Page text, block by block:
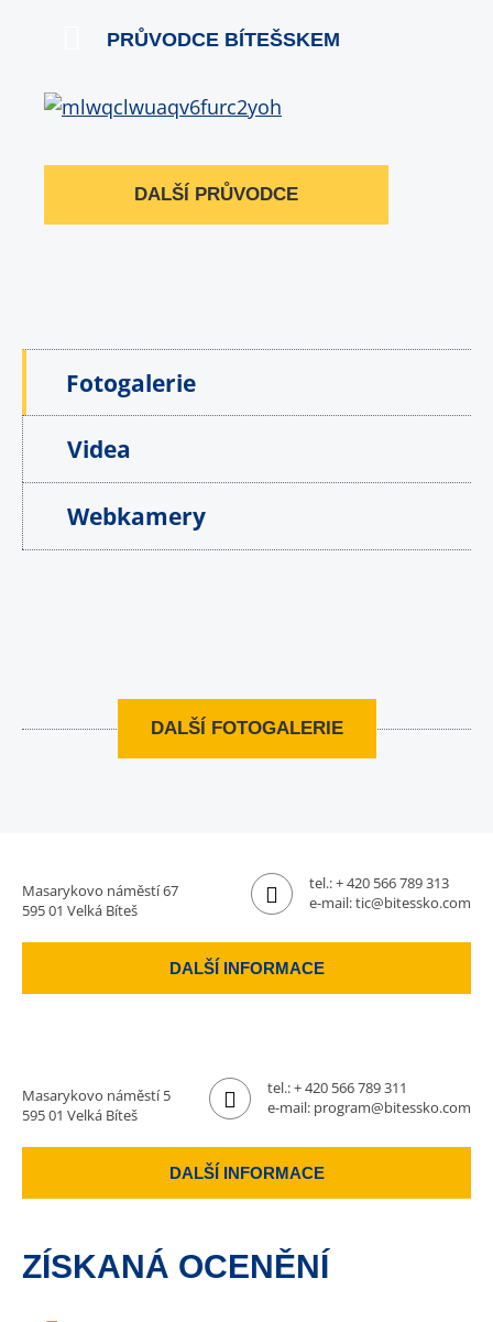
PRŮVODCE BÍTEŠSKEM
DALŠÍ PRŮVODCE
Fotogalerie
Videa
Webkamery
DALŠÍ FOTOGALERIE
Masarykovo náměstí 67
595 01 Velká Bíteš
tel.:+ 420 566 789 313
e-mail:tic@bitessko.com
DALŠÍ INFORMACE
Masarykovo náměstí 5
595 01 Velká Bíteš
tel.:+ 420 566 789 311
e-mail: program@bitessko.com
DALŠÍ INFORMACE
ZÍSKANÁ OCENĚNÍ